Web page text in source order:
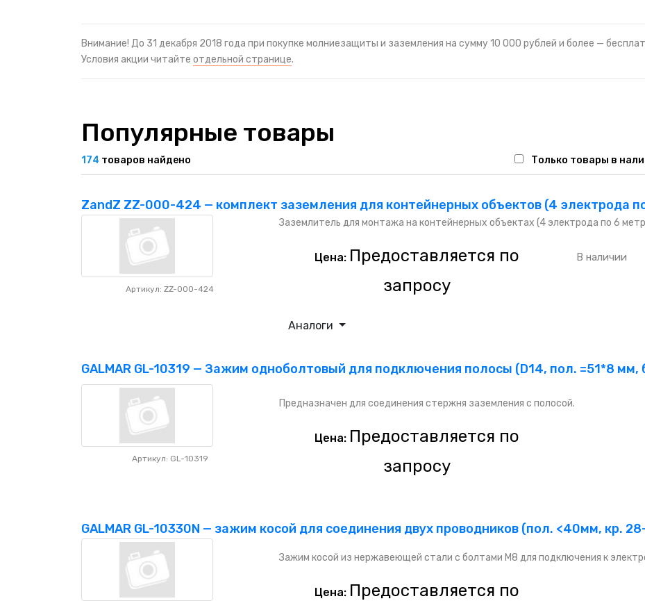
Внимание! До 31 декабря 2018 года при покупке молниезащиты и заземления на сумму 10 000 рублей и более —
Условия акции читайте отдельной странице.
Популярные товары
174 товаров найдено Только товары в
ZandZ ZZ-000-424 — комплект заземления для контейнерных объектов (4 электрода
Артикул: ZZ-000-424
Заземлитель для монтажа на контейнерных объектах (4 электрода по 6
Цена: Предоставляется по
запросу
Аналоги
В наличии
GALMAR GL-10319 — Зажим одноболтовый для подключения полосы (D14, пол. =51*8 мм,
Артикул: GL-10319
Предназначен для соединения стержня заземления с полосой.
Цена: Предоставляется по
запросу
GALMAR GL-10330N — зажим косой для соединения двух проводников (пол. <40мм, кр.
Зажим косой из нержавеющей стали с болтами M8 для подключения к
Цена: Предоставляется по